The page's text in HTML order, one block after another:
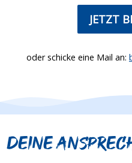
JETZT
oder schicke eine Mail an:
Deine